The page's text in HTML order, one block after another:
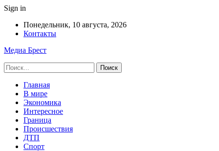
Sign in
Понедельник, 10 августа, 2026
Контакты
Медиа Брест
Главная
В мире
Экономика
Интересное
Граница
Происшествия
ДТП
Спорт